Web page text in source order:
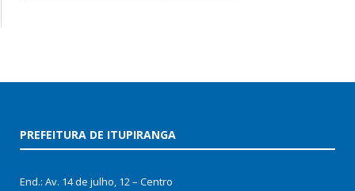
PREFEITURA DE ITUPIRANGA
End.: Av. 14 de julho, 12 – Centro